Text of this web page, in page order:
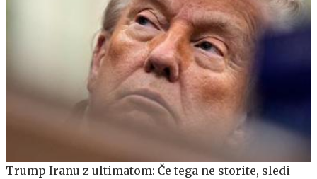
Trump Iranu z ultimatom: Če tega ne storite, sledi